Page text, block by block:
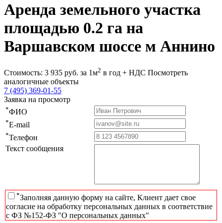
Аренда земельного участка
площадью 0.2 га на
Варшавском шоссе м Аннино
Стоимость: 3 935 руб. за 1м2 в год + НДС Посмотреть
аналогичные объекты
7 (495) 369-01-55
Заявка на просмотр
*ФИО
*E-mail
*Телефон
Текст сообщения
*Заполняя данную форму на сайте, Клиент дает свое
согласие на обработку персональных данных в соответствие
с ФЗ №152-ФЗ "О персональных данных"